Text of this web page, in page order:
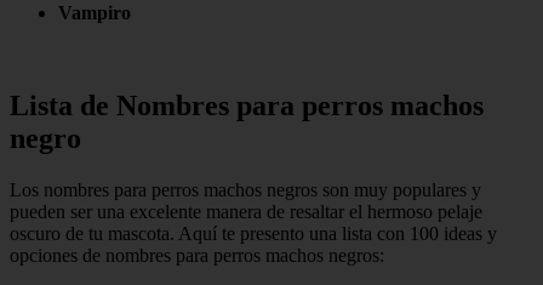
Vampiro
Lista de Nombres para perros machos
negro
Los nombres para perros machos negros son muy populares y
pueden ser una excelente manera de resaltar el hermoso pelaje
oscuro de tu mascota. Aquí te presento una lista con 100 ideas y
opciones de nombres para perros machos negros: